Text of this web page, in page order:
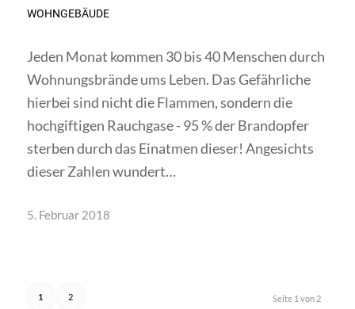
WOHNGEBÄUDE
Jeden Monat kommen 30 bis 40 Menschen durch
Wohnungsbrände ums Leben. Das Gefährliche
hierbei sind nicht die Flammen, sondern die
hochgiftigen Rauchgase - 95 % der Brandopfer
sterben durch das Einatmen dieser! Angesichts
dieser Zahlen wundert…
5. Februar 2018
Seite 1 von 2
1 2